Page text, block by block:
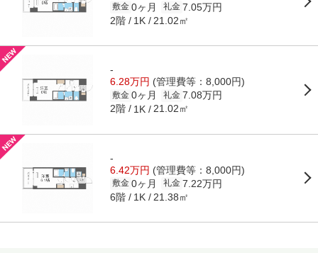
敷金 0ヶ月 礼金 7.05万円
2階 1K 21.02㎡
-
6.28万円 (管理費等：8,000円)
敷金 0ヶ月 礼金 7.08万円
2階 1K 21.02㎡
-
6.42万円 (管理費等：8,000円)
敷金 0ヶ月 礼金 7.22万円
6階 1K 21.38㎡